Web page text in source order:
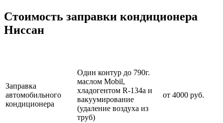
Стоимость заправки кондиционера
Ниссан
Заправка
автомобильного
кондиционера
Один контур до 790г.
маслом Mobil,
хладогентом R-134a и
вакуумирование
(удаление воздуха из
труб)
от 4000 руб.